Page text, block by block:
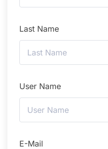
Last Name
User Name
E-Mail